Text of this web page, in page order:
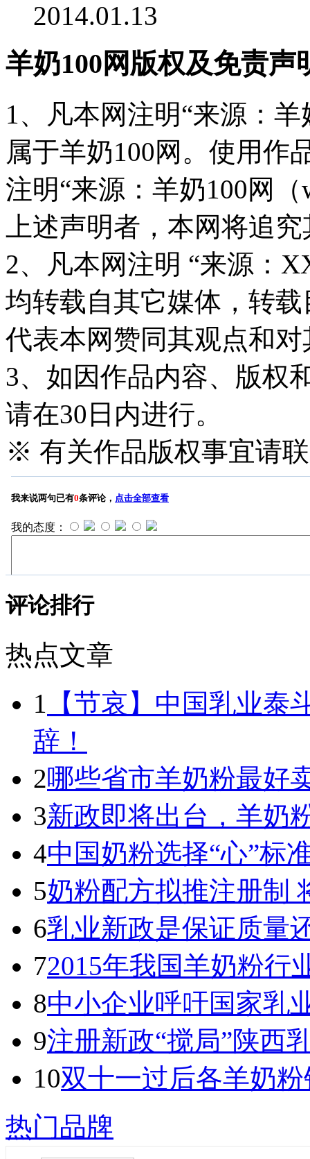
2014.01.13
羊奶100网版权及免责声
1、凡本网注明“来源：
属于羊奶100网。使用作
注明“来源：羊奶100网（
上述声明者，本网将追
2、凡本网注明 “来源：
均转载自其它媒体，转
代表本网赞同其观点和
3、如因作品内容、版权
请在30日内进行。
※ 有关作品版权事宜请
评论排行
热点文章
1 【节哀】中国乳业
辞！
2哪些省市羊奶粉最好
3新政即将出台，羊奶
4中国奶粉选择“心”标
5奶粉配方拟推注册制
6乳业新政是保证质量
72015年我国羊奶粉行
8中小企业呼吁国家乳
9注册新政“搅局”陕西
10双十一过后各羊奶
热门品牌